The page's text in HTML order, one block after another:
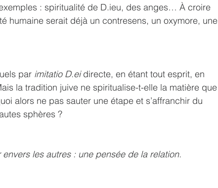
: spiritualité de D.ieu, des anges… À croire
humaine serait déjà un contresens, un oxymore, une
par imitatio D.ei directe, en étant tout esprit, en
la tradition juive ne spiritualise-t-elle la matière que
alors ne pas sauter une étape et s’affranchir du
sphères ?
les autres : une pensée de la relation.